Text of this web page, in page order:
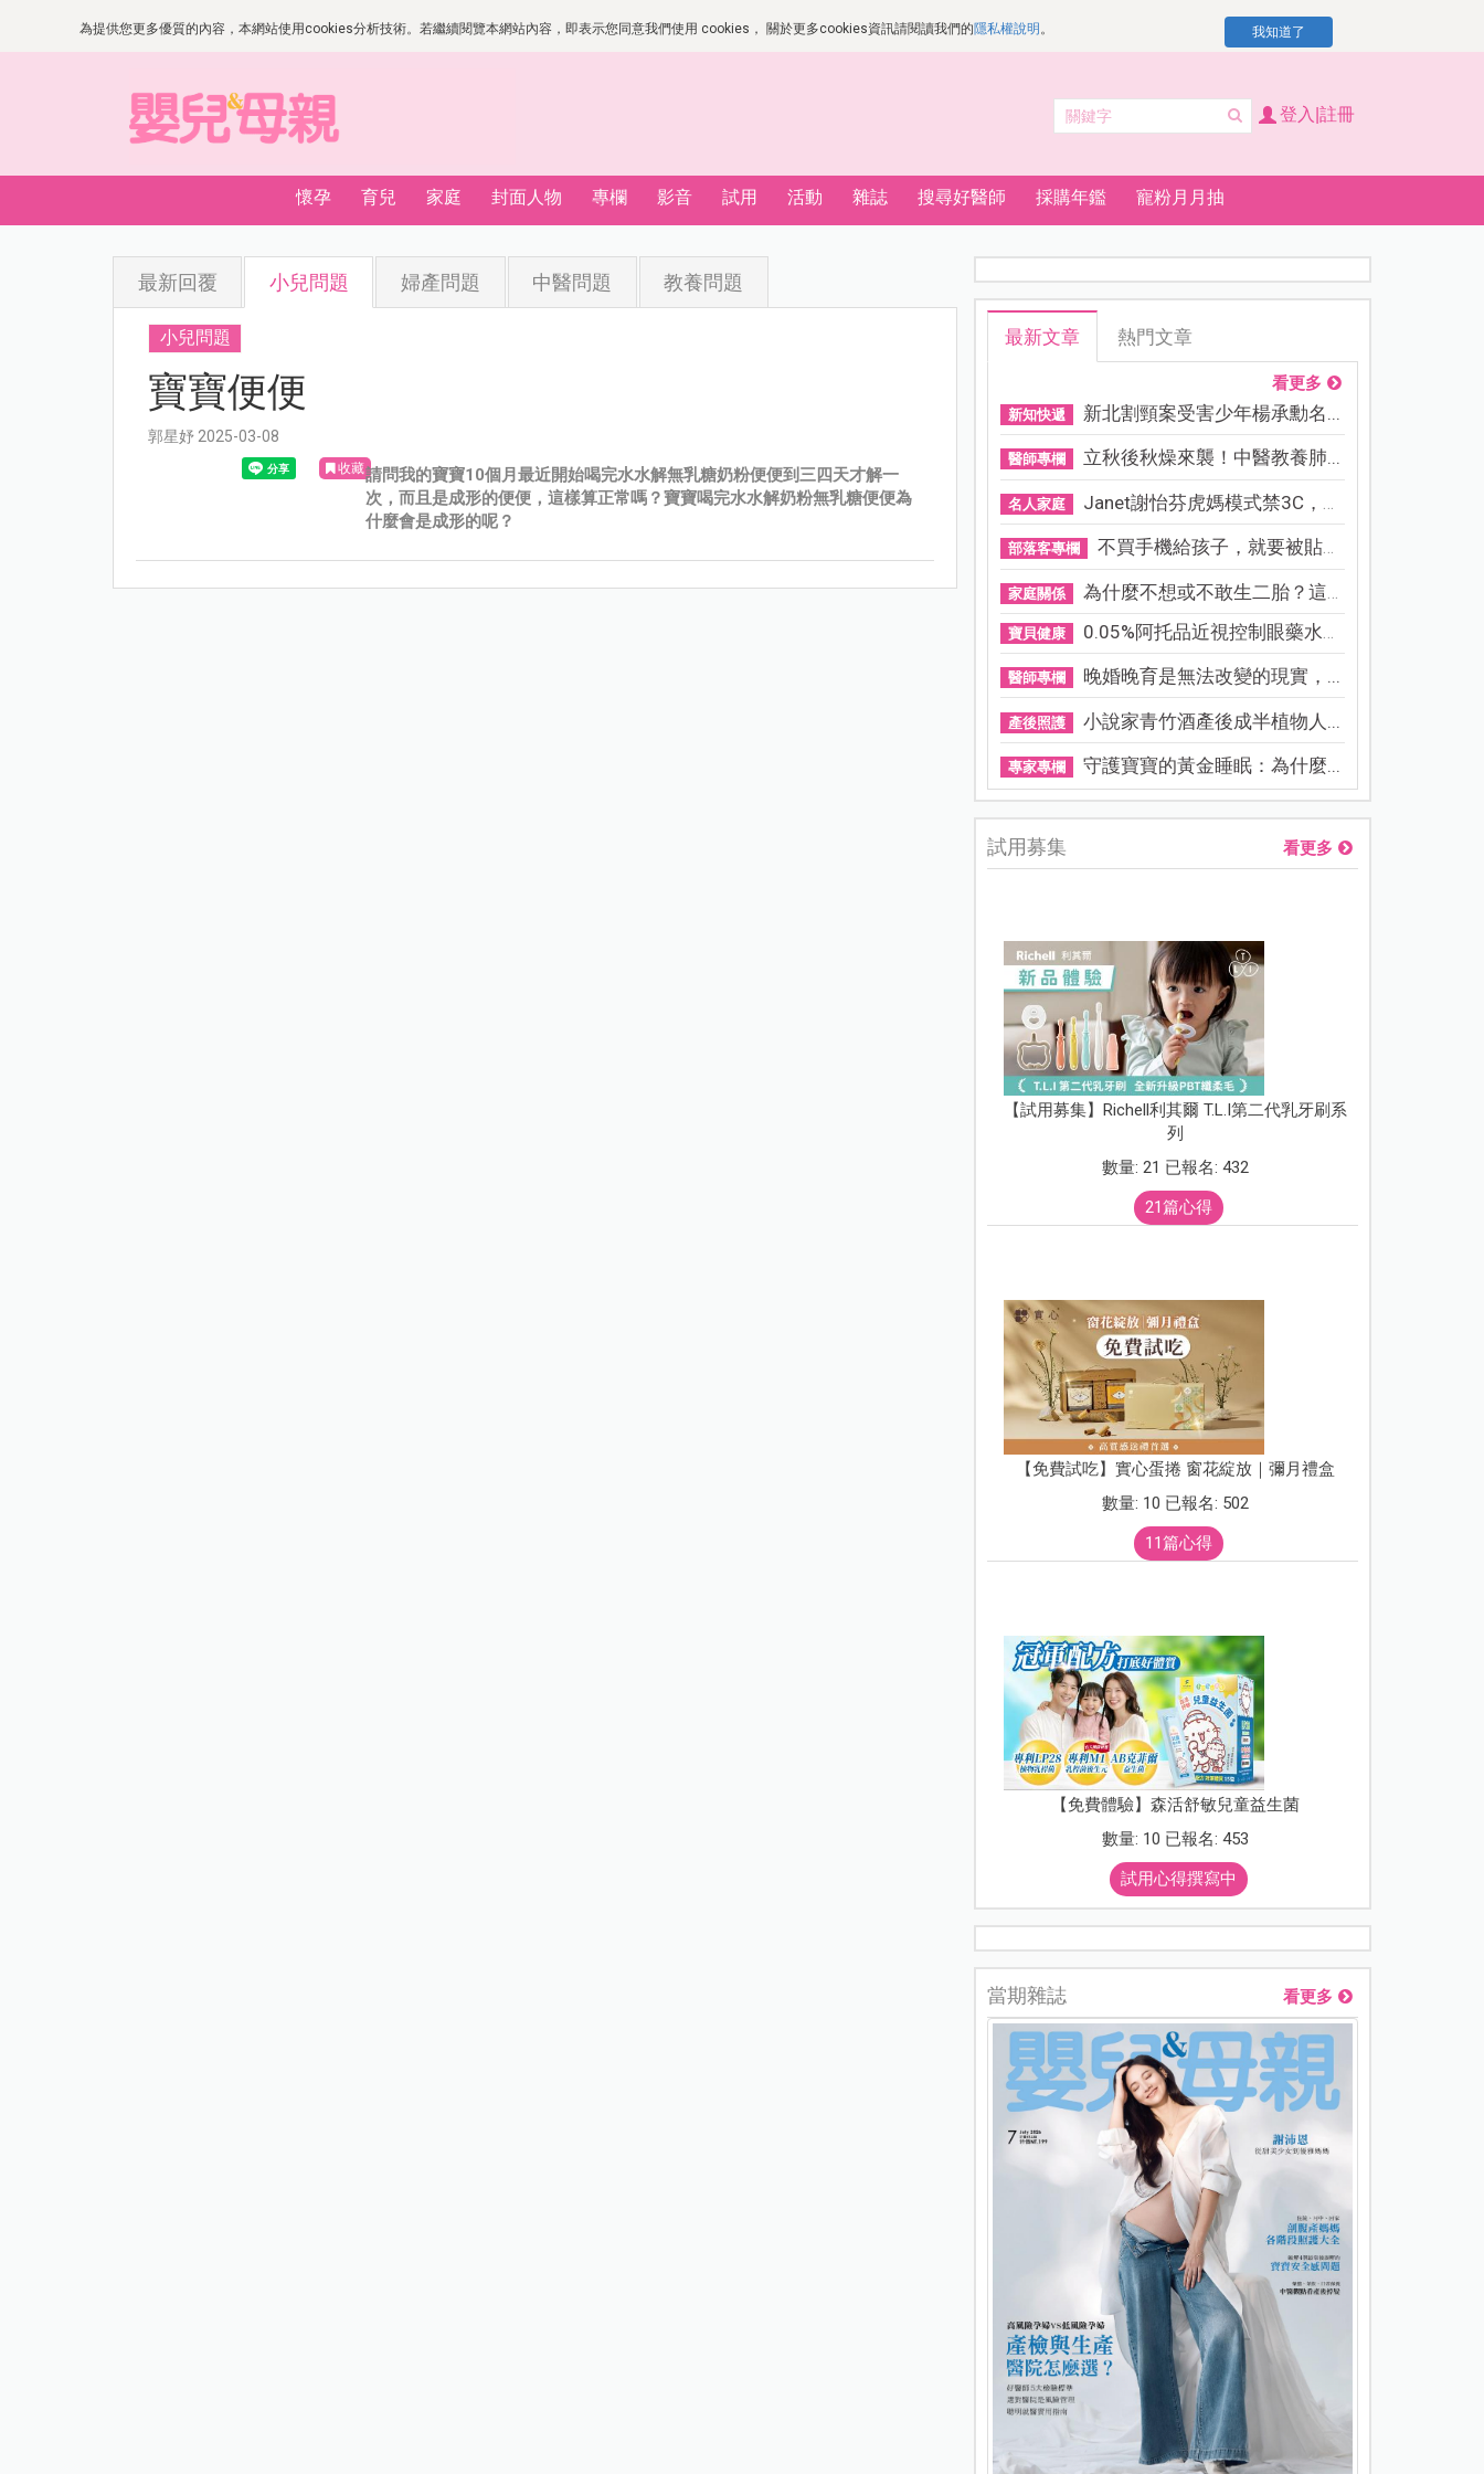
為提供您更多優質的內容，本網站使用cookies分析技術。若繼續閱覽本網站內容，即表示您同意我們使用 cookies， 關於更多cookies資訊請閱讀我們的隱私權說明 。 我知道了
登入|註冊
懷孕 育兒 家庭 封面人物 專欄 影音 試用 活動 雜誌 搜尋好醫師 採購年鑑 寵粉月月抽
最新回覆 小兒問題 婦產問題 中醫問題 教養問題
小兒問題
寶寶便便
郭星妤 2025-03-08
收藏請問我的寶寶10個月最近開始喝完水水解無乳糖奶粉便便到三四天才解一
次，而且是成形的便便，這樣算正常嗎？寶寶喝完水水解奶粉無乳糖便便為
什麼會是成形的呢？
最新文章 熱門文章
看更多
新知快遞 新北割頸案受害少年楊承勳名...
醫師專欄 立秋後秋燥來襲！中醫教養肺...
名人家庭 Janet謝怡芬虎媽模式禁3C，看...
部落客專欄 不買手機給孩子，就要被貼「...
家庭關係 為什麼不想或不敢生二胎？這8...
寶貝健康 0.05%阿托品近視控制眼藥水納...
醫師專欄 晚婚晚育是無法改變的現實，...
產後照護 小說家青竹酒產後成半植物人...
專家專欄 守護寶寶的黃金睡眠：為什麼...
試用募集 看更多
【試用募集】Richell利其爾 T.L.I第二代乳牙刷系
列
數量: 21 已報名: 432
21篇心得
【免費試吃】實心蛋捲 窗花綻放｜彌月禮盒
數量: 10 已報名: 502
11篇心得
【免費體驗】森活舒敏兒童益生菌
數量: 10 已報名: 453
試用心得撰寫中
當期雜誌 看更多